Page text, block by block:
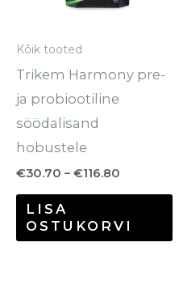
Kõik tooted
Trikem Harmony pre-
ja probiootiline
söödalisand
hobustele
€30.70 – €116.80
LISA
OSTUKORVI